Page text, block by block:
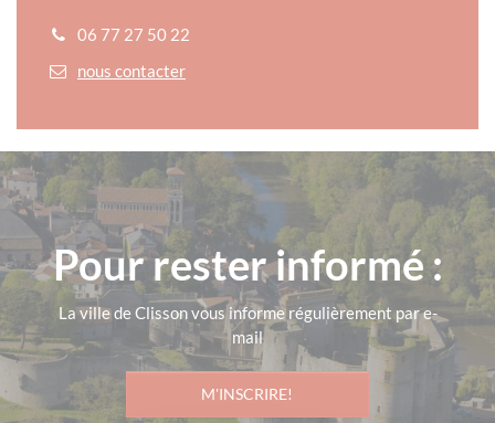
06 77 27 50 22
nous contacter
Pour rester informé :
La ville de Clisson vous informe régulièrement par e-
mail
M'INSCRIRE!